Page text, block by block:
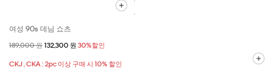
여성 90s 데님 쇼츠
할인 전 가격
189,000 원 할인된 가격
132,300 원 30%할인
CKJ , CKA : 2pc 이상 구매 시 10% 할인